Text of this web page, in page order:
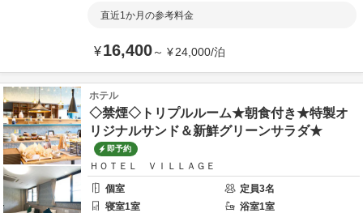
直近1か月の参考料金
¥16,400～ ¥24,000/泊
ホテル
◇禁煙◇トリプルルーム★朝食付き★特製オ
リジナルサンド＆新鮮グリーンサラダ★
即予約
ＨＯＴＥＬ ＶＩＬＬＡＧＥ
個室
定員3名
寝室1室 浴室1室